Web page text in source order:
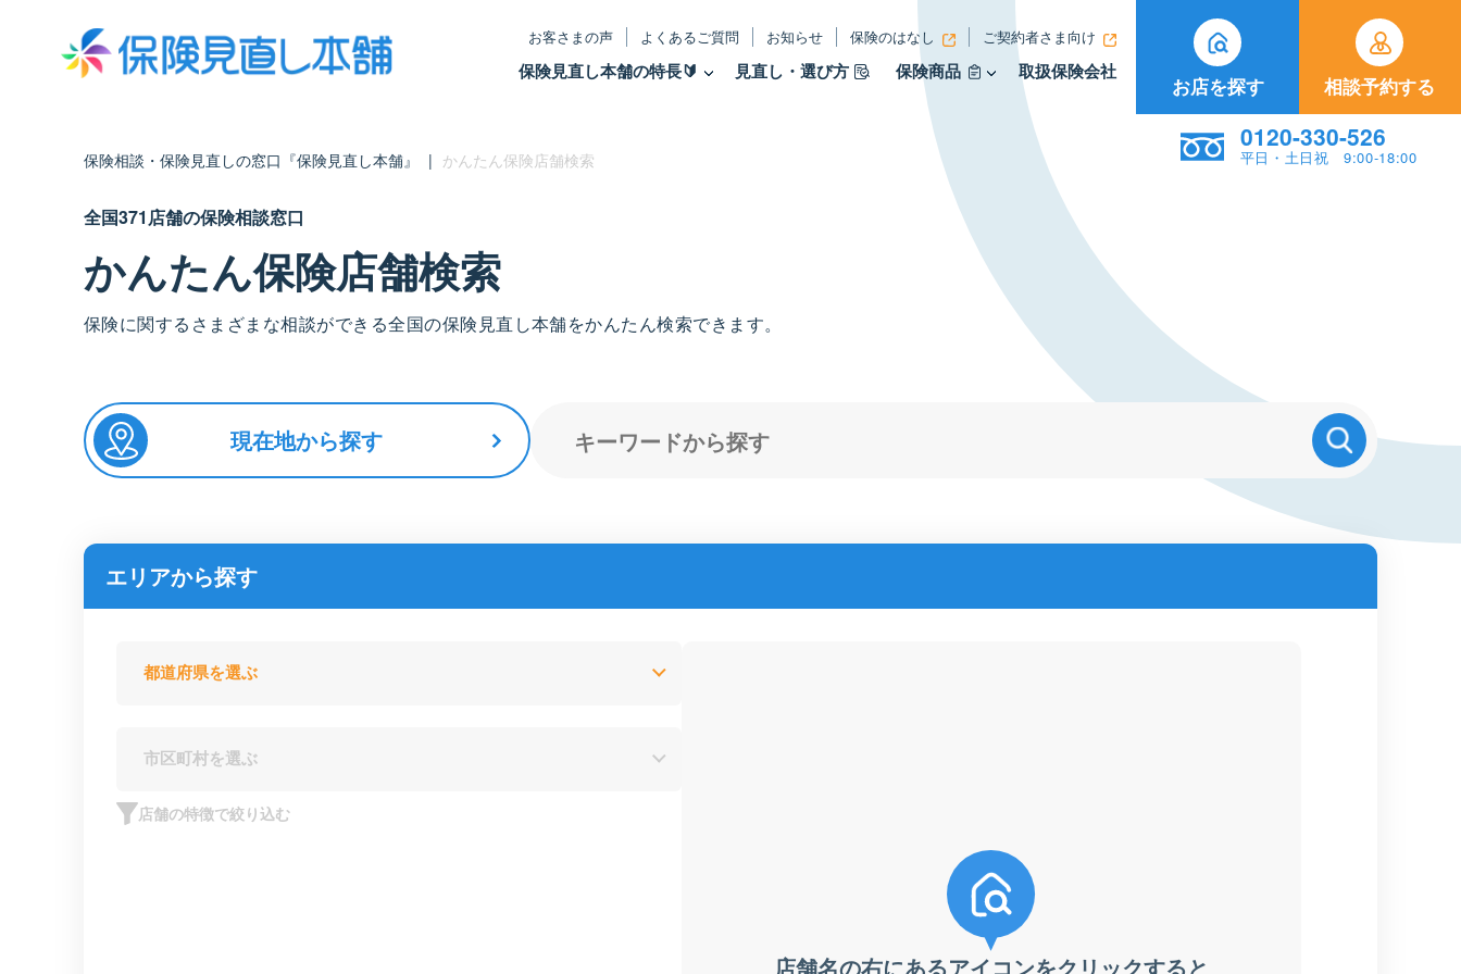
お客さまの声 よくあるご質問 お知らせ 保険のはなし ご契約者さま向け
保険見直し本舗の特長🔰 見直し・選び方 保険商品 取扱保険会社
お店を探す 相談予約する
0120-330-526
平日・土日祝 9:00-18:00
保険相談・保険見直しの窓口『保険見直し本舗』 | かんたん保険店舗検索
全国371店舗の保険相談窓口
かんたん保険店舗検索
保険に関するさまざまな相談ができる全国の保険見直し本舗をかんたん検索できます。
現在地から探す
エリアから探す
店舗の特徴で絞り込む